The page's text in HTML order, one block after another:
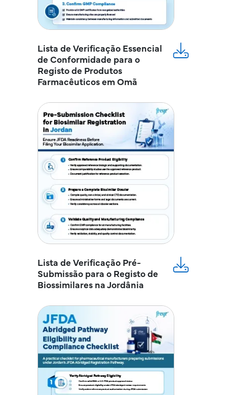
Lista de Verificação Essencial
de Conformidade para o
Registo de Produtos
Farmacêuticos em Omã
Lista de Verificação Pré-
Submissão para o Registo de
Biossimilares na Jordânia